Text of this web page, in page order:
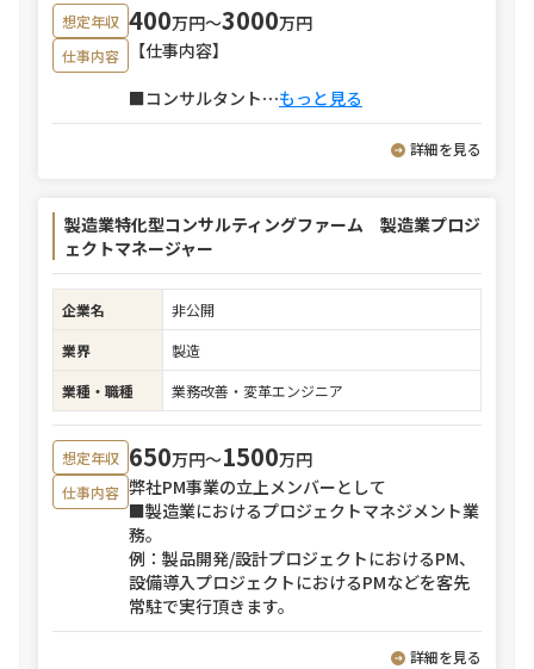
想定年収 400万円〜3000万円
仕事内容
【仕事内容】
■コンサルタント⋯もっと見る
詳細を見る
製造業特化型コンサルティングファーム 製造業プロジ
ェクトマネージャー
企業名
非公開
業界
製造
業種・職種
業務改善・変革エンジニア
想定年収 650万円〜1500万円
仕事内容 弊社PM事業の立上メンバーとして
■製造業におけるプロジェクトマネジメント業
務。
例：製品開発/設計プロジェクトにおけるPM、
設備導入プロジェクトにおけるPMなどを客先
常駐で実行頂きます。
詳細を見る